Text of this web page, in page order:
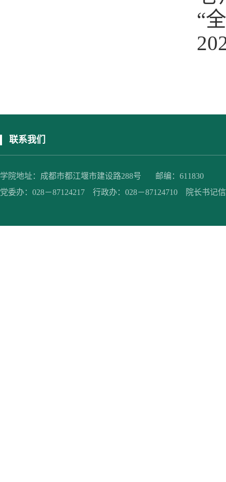
“
联系我们
学院地址：成都市都江堰市建设路288号 邮编：611830
党委办：028－87124217 行政办：028－87124710 院长书记信